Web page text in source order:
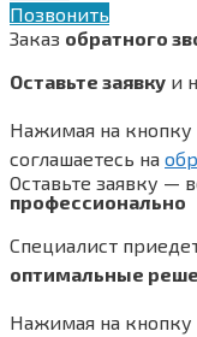
Позвонить
Заказ обратного
Оставьте заявку и
Нажимая на кнопку
соглашаетесь на
Оставьте заявку —
профессионально
Специалист
оптимальные
Нажимая на кнопку